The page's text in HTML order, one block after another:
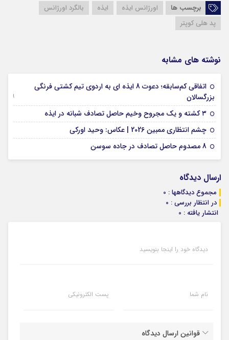
برچسب ها اورژانس ایذه ایذه
بالگرد اورژانس
پد هلی کوپتر
نوشته های مشابه
اتفاقی کم‌سابقه؛ دعوت 8 ایذه ای به اردوی تیم کشتی فرنگی
بزرگسالان
09 جولای 2026
۳ کشته و یک مجروح وخیم حاصل تصادف شبانه در ایذه
چشم انتظاری ممبین 2026 | عکاس: وحید اورکی
8 مصدوم حاصل تصادف در جاده سوسن
ارسال دیدگاه
مجموع دیدگاهها : 0
در انتظار بررسی : 0
انتشار یافته : 0
دیدگاه خود را اینجا بنویسید
نام شما پست الکترونیکی
قوانین ارسال دیدگاه